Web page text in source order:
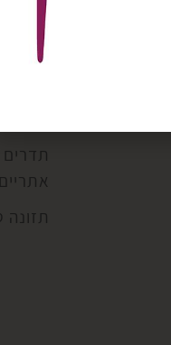
אתריים
תזונה